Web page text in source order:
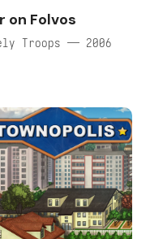
on Folvos
Troops — 2006